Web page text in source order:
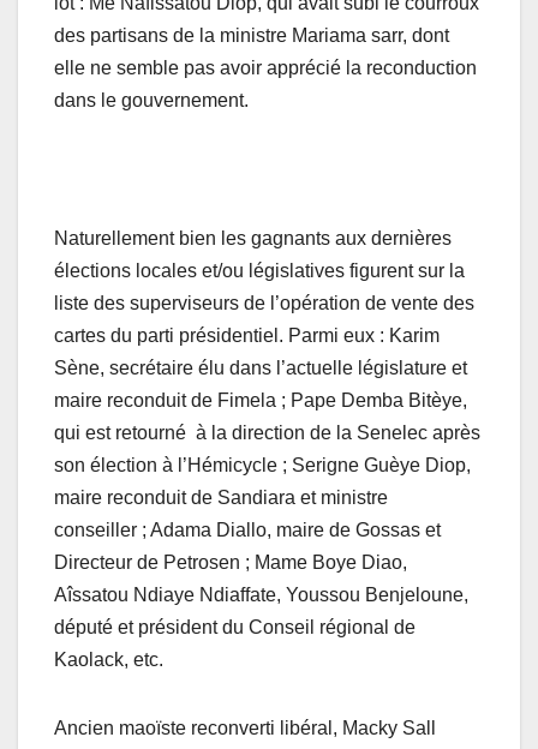
des partisans de la ministre Mariama sarr, dont
elle ne semble pas avoir apprécié la reconduction
dans le gouvernement.
Naturellement bien les gagnants aux dernières
élections locales et/ou législatives figurent sur la
liste des superviseurs de l’opération de vente des
cartes du parti présidentiel. Parmi eux : Karim
Sène, secrétaire élu dans l’actuelle législature et
maire reconduit de Fimela ; Pape Demba Bitèye,
qui est retourné à la direction de la Senelec après
son élection à l’Hémicycle ; Serigne Guèye Diop,
maire reconduit de Sandiara et ministre
conseiller ; Adama Diallo, maire de Gossas et
Directeur de Petrosen ; Mame Boye Diao,
Aîssatou Ndiaye Ndiaffate, Youssou Benjeloune,
député et président du Conseil régional de
Kaolack, etc.
Ancien maoïste reconverti libéral, Macky Sall